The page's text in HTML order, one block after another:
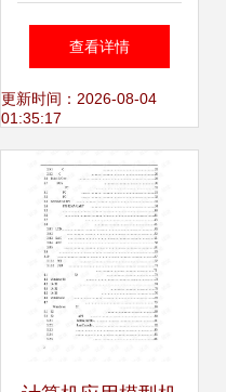
库应用开发教程 高
等院校计算机应用
技术系列教材的核
心课程
查看详情
更新时间：2026-08-04
01:35:17